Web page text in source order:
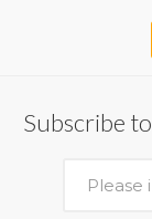
Subscribe